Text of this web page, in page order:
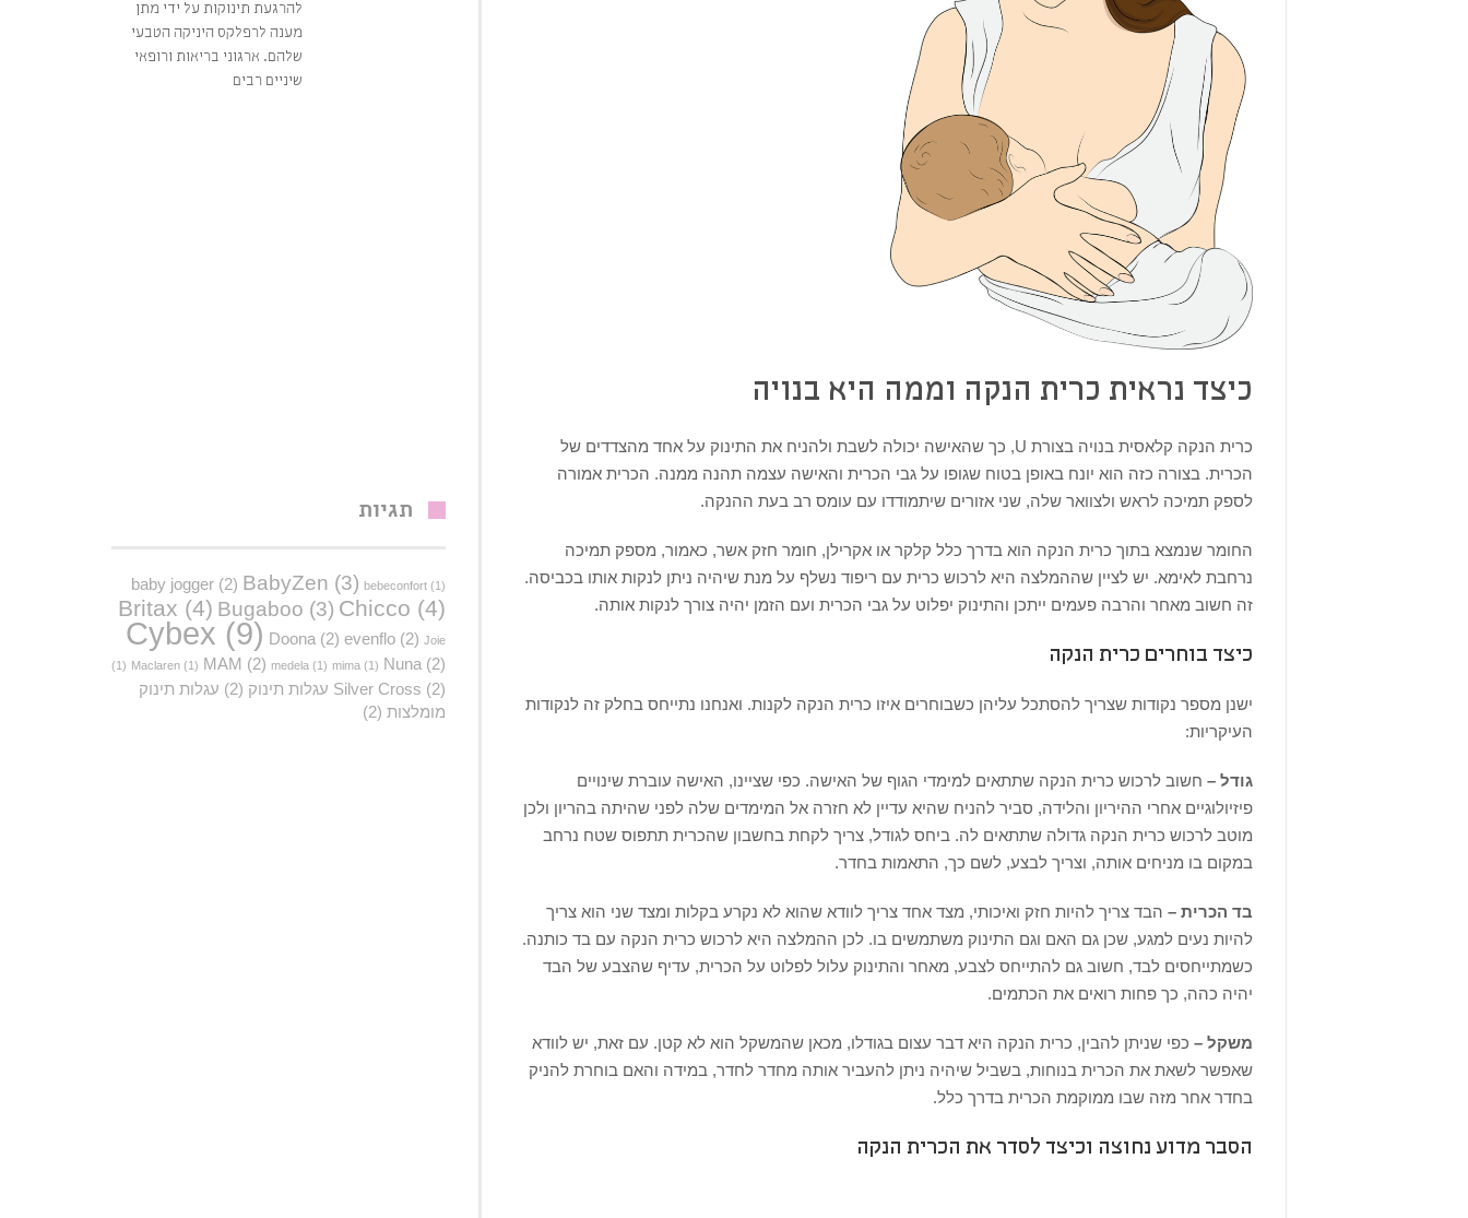
כיצד נראית כרית הנקה וממה היא בנויה
כרית הנקה קלאסית בנויה בצורת U, כך שהאישה יכולה לשבת ולהניח את התינוק על אחד מהצדדים של
הכרית. בצורה כזה הוא יונח באופן בטוח שגופו על גבי הכרית והאישה עצמה תהנה ממנה. הכרית אמורה
לספק תמיכה לראש ולצוואר שלה, שני אזורים שיתמודדו עם עומס רב בעת ההנקה.
החומר שנמצא בתוך כרית הנקה הוא בדרך כלל קלקר או אקרילן, חומר חזק אשר, כאמור, מספק תמיכה
נרחבת לאימא. יש לציין שההמלצה היא לרכוש כרית עם ריפוד נשלף על מנת שיהיה ניתן לנקות אותו בכביסה.
זה חשוב מאחר והרבה פעמים ייתכן והתינוק יפלוט על גבי הכרית ועם הזמן יהיה צורך לנקות אותה.
כיצד בוחרים כרית הנקה
ישנן מספר נקודות שצריך להסתכל עליהן כשבוחרים איזו כרית הנקה לקנות. ואנחנו נתייחס בחלק זה לנקודות
העיקריות:
גודל – חשוב לרכוש כרית הנקה שתתאים למימדי הגוף של האישה. כפי שציינו, האישה עוברת שינויים
פיזיולוגיים אחרי ההיריון והלידה, סביר להניח שהיא עדיין לא חזרה אל המימדים שלה לפני שהיתה בהריון ולכן
מוטב לרכוש כרית הנקה גדולה שתתאים לה. ביחס לגודל, צריך לקחת בחשבון שהכרית תתפוס שטח נרחב
במקום בו מניחים אותה, וצריך לבצע, לשם כך, התאמות בחדר.
בד הכרית – הבד צריך להיות חזק ואיכותי, מצד אחד צריך לוודא שהוא לא נקרע בקלות ומצד שני הוא צריך
להיות נעים למגע, שכן גם האם וגם התינוק משתמשים בו. לכן ההמלצה היא לרכוש כרית הנקה עם בד כותנה.
כשמתייחסים לבד, חשוב גם להתייחס לצבע, מאחר והתינוק עלול לפלוט על הכרית, עדיף שהצבע של הבד
יהיה כהה, כך פחות רואים את הכתמים.
משקל – כפי שניתן להבין, כרית הנקה היא דבר עצום בגודלו, מכאן שהמשקל הוא לא קטן. עם זאת, יש לוודא
שאפשר לשאת את הכרית בנוחות, בשביל שיהיה ניתן להעביר אותה מחדר לחדר, במידה והאם בוחרת להניק
בחדר אחר מזה שבו ממוקמת הכרית בדרך כלל.
הסבר מדוע נחוצה וכיצד לסדר את הכרית הנקה
להרגעת תינוקות על ידי מתן
מענה לרפלקס היניקה הטבעי
שלהם. ארגוני בריאות ורופאי
שיניים רבים
תגיות
baby jogger (2) BabyZen (3) bebeconfort (1)
Britax (4) Bugaboo (3) Chicco (4)
Cybex (9) Doona (2) evenflo (2) Joie
(1) Maclaren (1) MAM (2) medela (1) mima (1) Nuna (2)
Silver Cross (2) עגלות תינוק (2)
עגלות תינוק
מומלצות (2)